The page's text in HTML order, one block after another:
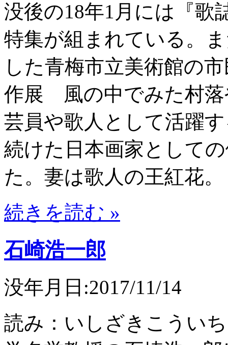
没後の18年1月には『
特集が組まれている。
した青梅市立美術館の
作展 風の中でみた村落
芸員や歌人として活躍
続けた日本画家として
た。妻は歌人の王紅花。
続きを読む »
石崎浩一郎
没年月日:2017/11/14
読み：いしざきこうい